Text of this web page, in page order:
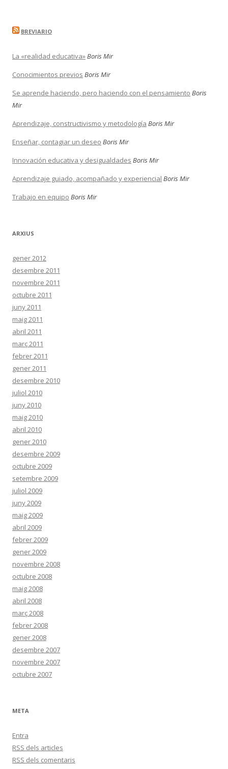
BREVIARIO
La «realidad educativa»Boris Mir
Conocimientos previos Boris Mir
Se aprende haciendo, pero haciendo con el pensamiento Boris
Mir
Aprendizaje, constructivismo y metodología Boris Mir
Enseñar, contagiar un deseo Boris Mir
Innovación educativa y desigualdades Boris Mir
Aprendizaje guiado, acompañado y experiencial Boris Mir
Trabajo en equipo Boris Mir
ARXIUS
gener 2012
desembre 2011
novembre 2011
octubre 2011
juny 2011
maig 2011
abril 2011
març 2011
febrer 2011
gener 2011
desembre 2010
juliol 2010
juny 2010
maig 2010
abril 2010
gener 2010
desembre 2009
octubre 2009
setembre 2009
juliol 2009
juny 2009
maig 2009
abril 2009
febrer 2009
gener 2009
novembre 2008
octubre 2008
maig 2008
abril 2008
març 2008
febrer 2008
gener 2008
desembre 2007
novembre 2007
octubre 2007
META
Entra
RSS dels articles
RSS dels comentaris